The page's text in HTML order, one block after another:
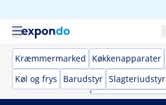
Kræmmermarked Køkkenapparater
Køl og frys
Barudstyr Slagteriudstyr